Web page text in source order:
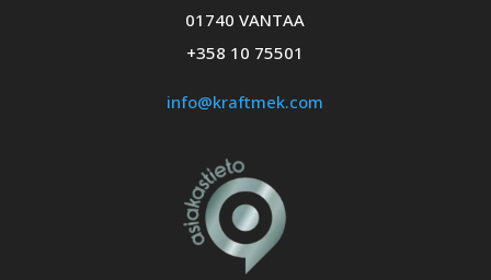
01740 VANTAA
+358 10 75501
info@kraftmek.com